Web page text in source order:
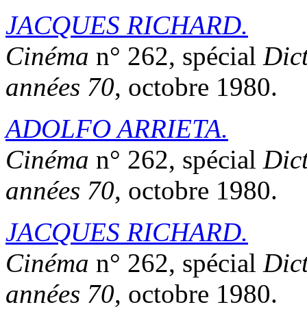
JACQUES RICHARD.
Cinéma n° 262, spécial
années 70, octobre 1980.
ADOLFO ARRIETA.
Cinéma n° 262, spécial
années 70, octobre 1980.
JACQUES RICHARD.
Cinéma n° 262, spécial
années 70, octobre 1980.